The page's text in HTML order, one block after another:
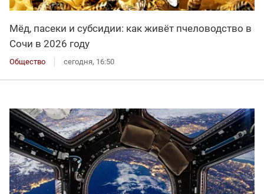
Мёд, пасеки и субсидии: как живёт пчеловодство в
Сочи в 2026 году
Общество сегодня, 16:50